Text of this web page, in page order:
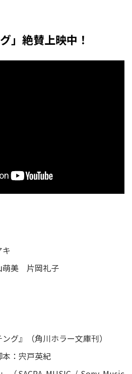
」絶賛上映中！
美 片岡礼子
グ』（角川ホラー文庫刊）
：宍戸英紀